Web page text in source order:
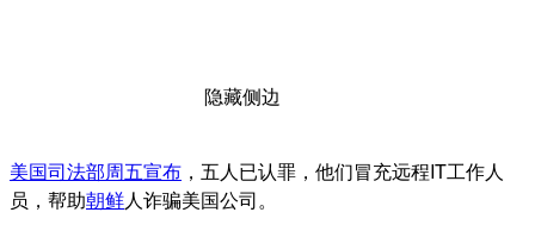
隐藏侧边
美国司法部周五宣布 ，五人已认罪，他们冒充远程IT工作人
员，帮助朝鲜人诈骗美国公司。